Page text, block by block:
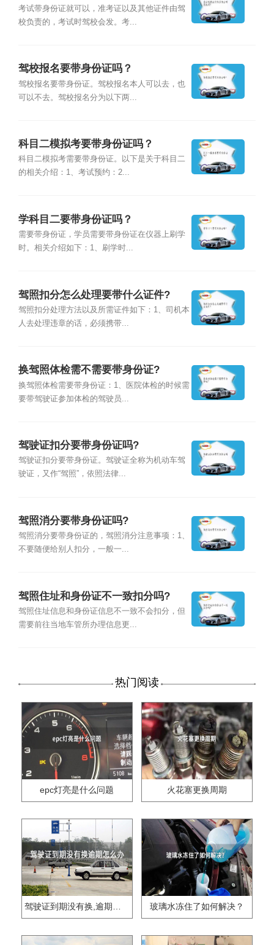
考试带身份证就可以，准考证以及其他证件由驾
校负责的，考试时驾校会发。考...
驾校报名要带身份证吗？
驾校报名要带身份证。驾校报名本人可以去，也
可以不去。驾校报名分为以下两...
科目二模拟考要带身份证吗？
科目二模拟考需要带身份证。以下是关于科目二
的相关介绍：1、考试预约：2...
学科目二要带身份证吗？
需要带身份证，学员需要带身份证在仪器上刷学
时。相关介绍如下：1、刷学时...
驾照扣分怎么处理要带什么证件?
驾照扣分处理方法以及所需证件如下：1、司机本
人去处理违章的话，必须携带...
换驾照体检需不需要带身份证?
换驾照体检需要带身份证：1、医院体检的时候需
要带驾驶证参加体检的驾驶员...
驾驶证扣分要带身份证吗?
驾驶证扣分要带身份证。驾驶证全称为机动车驾
驶证，又作“驾照”，依照法律...
驾照消分要带身份证吗?
驾照消分要带身份证的，驾照消分注意事项：1、
不要随便给别人扣分，一般一...
驾照住址和身份证不一致扣分吗?
驾照住址信息和身份证信息不一致不会扣分，但
需要前往当地车管所办理信息更...
热门阅读
epc灯亮是什么问题 火花塞更换周期
驾驶证到期没有换,逾期怎么办?? 玻璃水冻住了如何解决？